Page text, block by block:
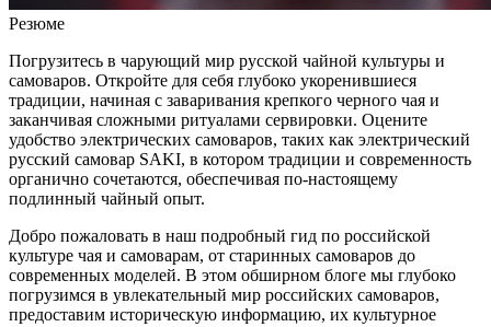
Резюме
Погрузитесь в чарующий мир русской чайной культуры и
самоваров. Откройте для себя глубоко укоренившиеся
традиции, начиная с заваривания крепкого черного чая и
заканчивая сложными ритуалами сервировки. Оцените
удобство электрических самоваров, таких как электрический
русский самовар SAKI, в котором традиции и современность
органично сочетаются, обеспечивая по-настоящему
подлинный чайный опыт.
Добро пожаловать в наш подробный гид по российской
культуре чая и самоварам, от старинных самоваров до
современных моделей. В этом обширном блоге мы глубоко
погрузимся в увлекательный мир российских самоваров,
предоставим историческую информацию, их культурное